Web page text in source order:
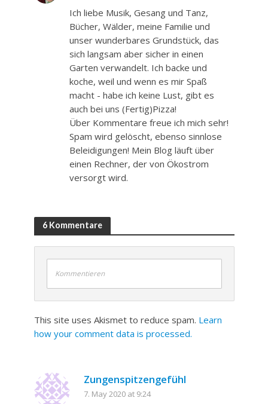
Ich liebe Musik, Gesang und Tanz,
Bücher, Wälder, meine Familie und
unser wunderbares Grundstück, das
sich langsam aber sicher in einen
Garten verwandelt. Ich backe und
koche, weil und wenn es mir Spaß
macht - habe ich keine Lust, gibt es
auch bei uns (Fertig)Pizza!
Über Kommentare freue ich mich sehr!
Spam wird gelöscht, ebenso sinnlose
Beleidigungen! Mein Blog läuft über
einen Rechner, der von Ökostrom
versorgt wird.
6 Kommentare
Kommentieren
This site uses Akismet to reduce spam. Learn
how your comment data is processed.
Zungenspitzengefühl
7. May 2020 at 9:24